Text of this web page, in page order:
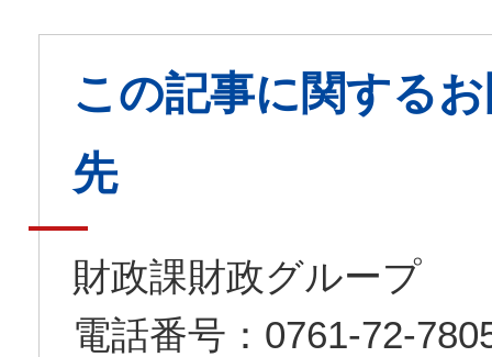
この記事に関する
先
財政課財政グループ
電話番号：0761-72-